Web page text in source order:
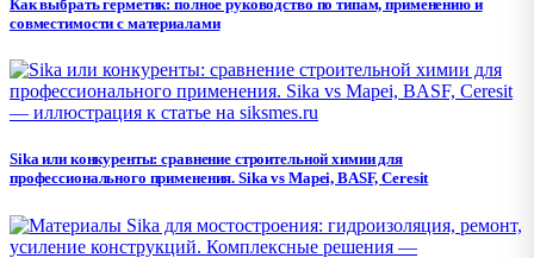
Как выбрать герметик: полное руководство по типам, применению и
совместимости с материалами
Sika или конкуренты: сравнение строительной химии для
профессионального применения. Sika vs Mapei, BASF, Ceresit